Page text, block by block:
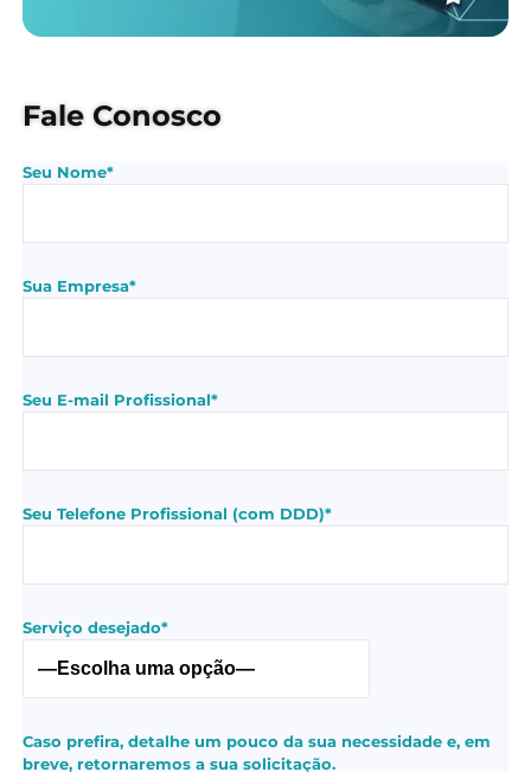
Fale Conosco
Seu Nome*
Sua Empresa*
Seu E-mail Profissional*
Seu Telefone Profissional (com DDD)*
Serviço desejado*
Caso prefira, detalhe um pouco da sua necessidade e, em
breve, retornaremos a sua solicitação.